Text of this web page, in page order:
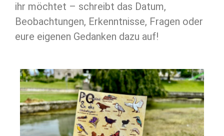
ihr möchtet – schreibt das Datum,
Beobachtungen, Erkenntnisse, Fragen oder
eure eigenen Gedanken dazu auf!